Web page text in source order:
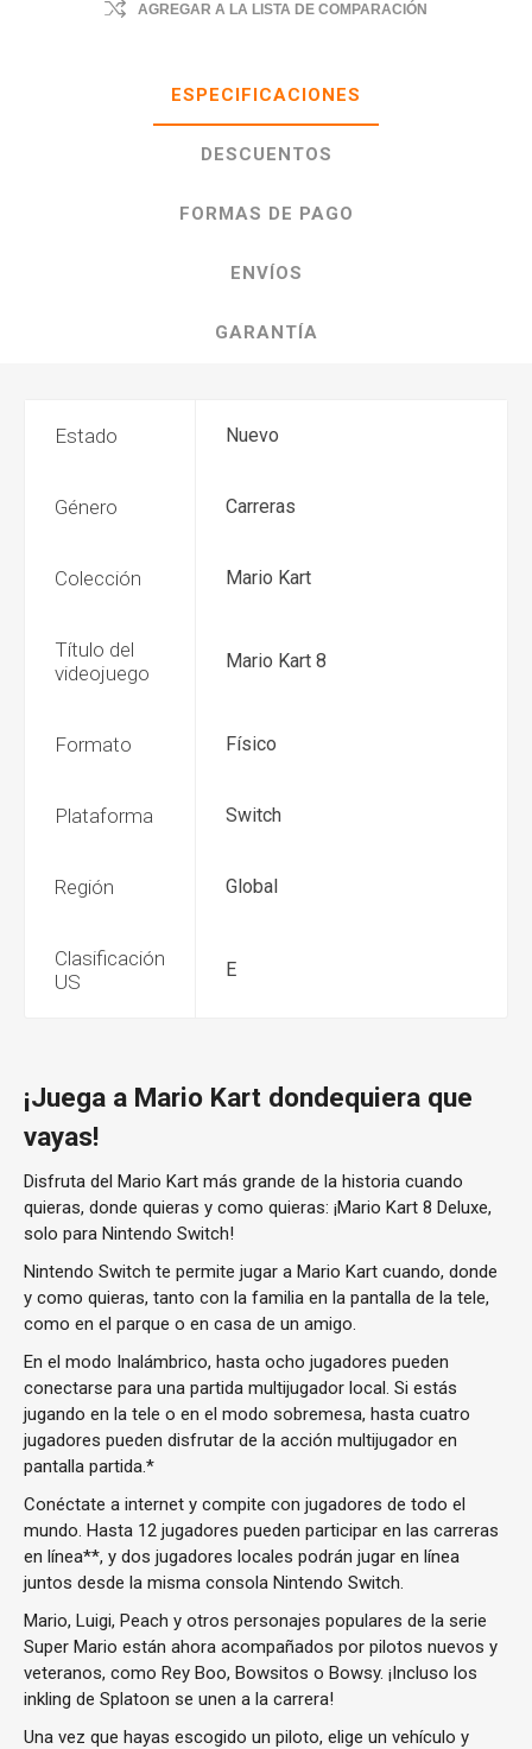
AGREGAR A LA LISTA DE COMPARACIÓN
ESPECIFICACIONES
DESCUENTOS
FORMAS DE PAGO
ENVÍOS
GARANTÍA
Estado Nuevo
Género Carreras
Colección Mario Kart
Título del
videojuego
Mario Kart 8
Formato Físico
Plataforma Switch
Región Global
Clasificación
US
E
¡Juega a Mario Kart dondequiera que
vayas!
Disfruta del Mario Kart más grande de la historia cuando
quieras, donde quieras y como quieras: ¡Mario Kart 8 Deluxe,
solo para Nintendo Switch!
Nintendo Switch te permite jugar a Mario Kart cuando, donde
y como quieras, tanto con la familia en la pantalla de la tele,
como en el parque o en casa de un amigo.
En el modo Inalámbrico, hasta ocho jugadores pueden
conectarse para una partida multijugador local. Si estás
jugando en la tele o en el modo sobremesa, hasta cuatro
jugadores pueden disfrutar de la acción multijugador en
pantalla partida.*
Conéctate a internet y compite con jugadores de todo el
mundo. Hasta 12 jugadores pueden participar en las carreras
en línea**, y dos jugadores locales podrán jugar en línea
juntos desde la misma consola Nintendo Switch.
Mario, Luigi, Peach y otros personajes populares de la serie
Super Mario están ahora acompañados por pilotos nuevos y
veteranos, como Rey Boo, Bowsitos o Bowsy. ¡Incluso los
inkling de Splatoon se unen a la carrera!
Una vez que hayas escogido un piloto, elige un vehículo y